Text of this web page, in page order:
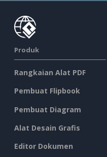
Produk
Rangkaian Alat PDF
Pembuat Flipbook
Pembuat Diagram
Alat Desain Grafis
Editor Dokumen